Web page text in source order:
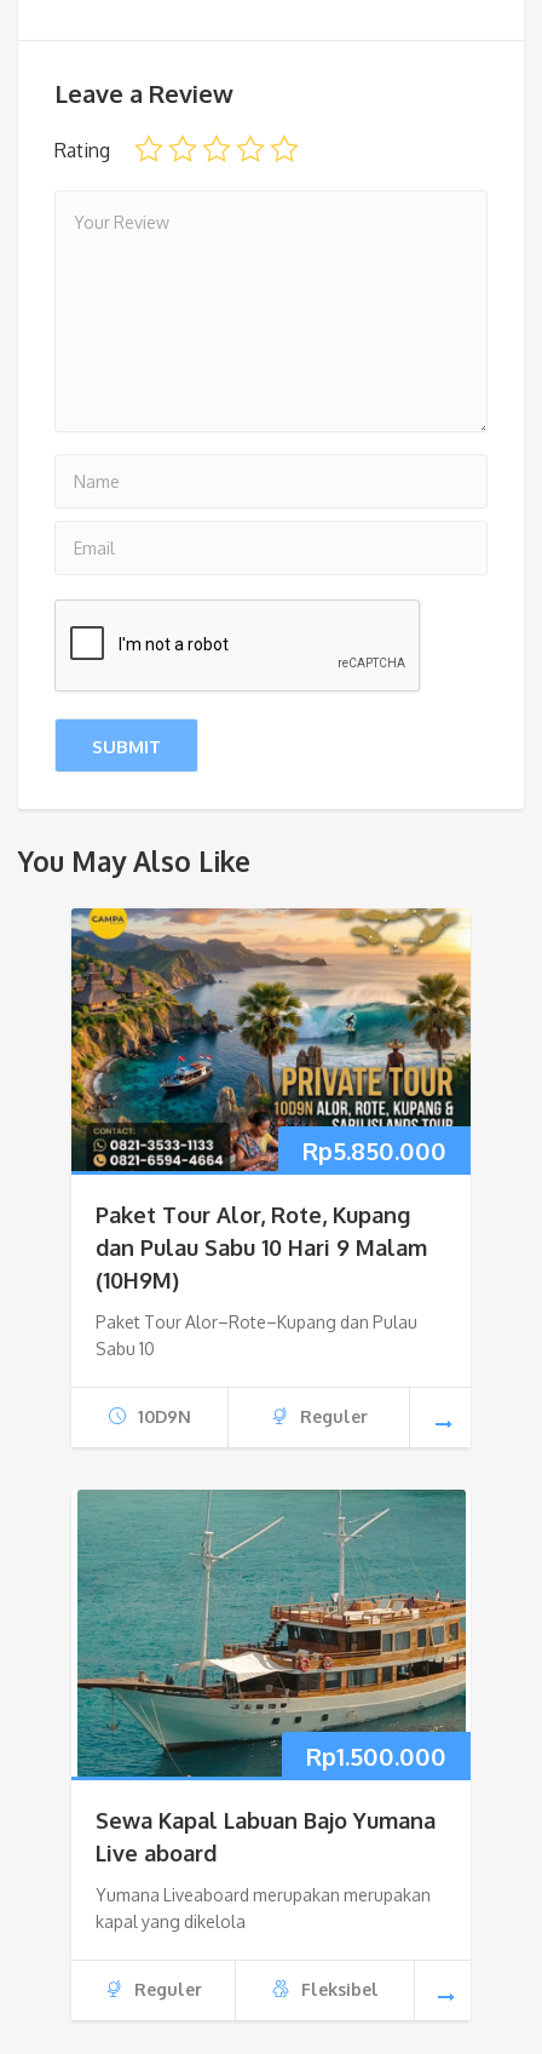
Leave a Review
Rating
You May Also Like
Rp5.850.000
Paket Tour Alor, Rote, Kupang
dan Pulau Sabu 10 Hari 9 Malam
(10H9M)
Paket Tour Alor–Rote–Kupang dan Pulau
Sabu 10
10D9N Reguler
Rp1.500.000
Sewa Kapal Labuan Bajo Yumana
Live aboard
Yumana Liveaboard merupakan merupakan
kapal yang dikelola
Reguler Fleksibel